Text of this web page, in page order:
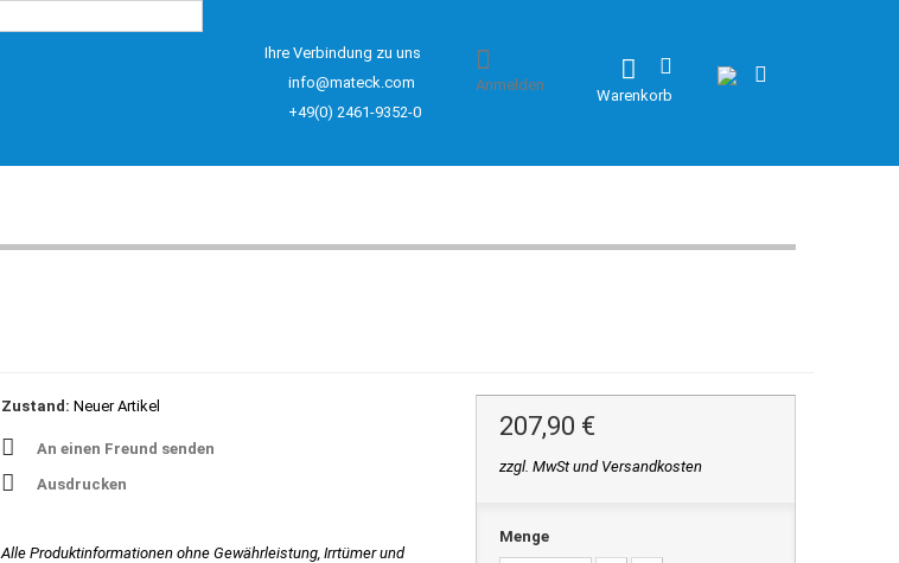
Ihre Verbindung zu uns
info@mateck.com
+49(0) 2461-9352-0
Warenkorb
Anmelden
Zustand: Neuer Artikel
An einen Freund senden
Ausdrucken
Alle Produktinformationen ohne Gewährleistung, Irrtümer und
207,90 €
zzgl. MwSt und Versandkosten
Menge